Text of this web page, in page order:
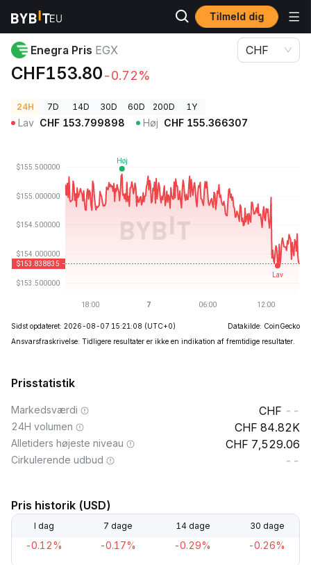
Tilmeld dig
Kryptopriser
Enegra Pris EGX
CHF153.80-0.72%
CHF
24H 7D 14D 30D 60D 200D 1Y
Lav CHF 153.799898 Høj CHF 155.366307
Sidst opdateret: 2026-08-07 15:21:08 (UTC+0)
Datakilde: CoinGecko
Ansvarsfraskrivelse: Tidligere resultater er ikke en indikation af fremtidige resultater.
Prisstatistik
Markedsværdi --
24H volumen 84.82K
Alletiders højeste niveau 7,529.06
Cirkulerende udbud --
Pris historik (USD)
I dag 7 dage 14 dage 30 dage
-0.12% -0.17% -0.29% -0.26%